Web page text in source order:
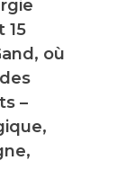
15
où
–